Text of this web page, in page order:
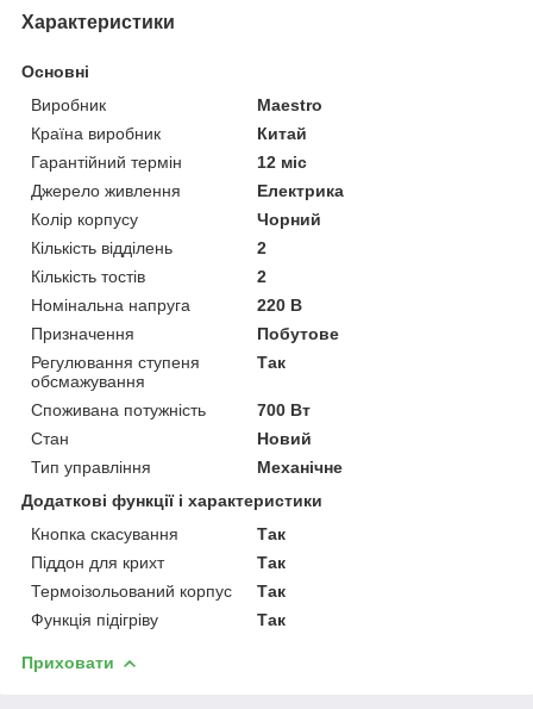
Характеристики
Основні
Виробник
Maestro
Країна виробник
Китай
Гарантійний термін
12 міс
Джерело живлення
Електрика
Колір корпусу
Чорний
Кількість відділень
2
Кількість тостів
2
Номінальна напруга
220 В
Призначення
Побутове
Регулювання ступеня
обсмажування
Так
Споживана потужність
700 Вт
Стан
Новий
Тип управління
Механічне
Додаткові функції і характеристики
Кнопка скасування
Так
Піддон для крихт
Так
Термоізольований корпус
Так
Функція підігріву
Так
Приховати